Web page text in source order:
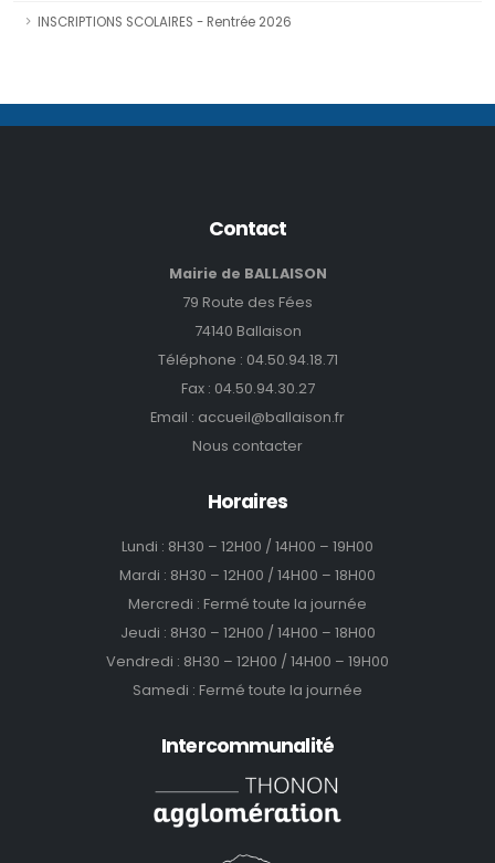
INSCRIPTIONS SCOLAIRES - Rentrée 2026
Contact
Mairie de BALLAISON
79 Route des Fées
74140 Ballaison
Téléphone : 04.50.94.18.71
Fax : 04.50.94.30.27
Email : accueil@ballaison.fr
Nous contacter
Horaires
Lundi : 8H30 – 12H00 / 14H00 – 19H00
Mardi : 8H30 – 12H00 / 14H00 – 18H00
Mercredi : Fermé toute la journée
Jeudi : 8H30 – 12H00 / 14H00 – 18H00
Vendredi : 8H30 – 12H00 / 14H00 – 19H00
Samedi : Fermé toute la journée
Intercommunalité